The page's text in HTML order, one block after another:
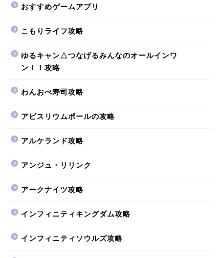
おすすめゲームアプリ
こもりライフ攻略
ゆるキャン△つなげるみんなのオールインワ
ン！！攻略
わんおぺ寿司攻略
アビスリウムポールの攻略
アルケランド攻略
アンジュ・リリンク
アークナイツ攻略
インフィニティキングダム攻略
インフィニティソウルズ攻略